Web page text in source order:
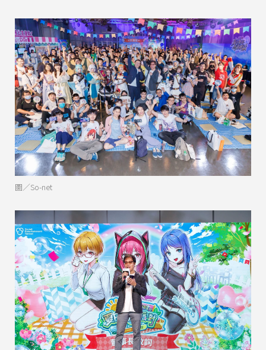
圖／So-net